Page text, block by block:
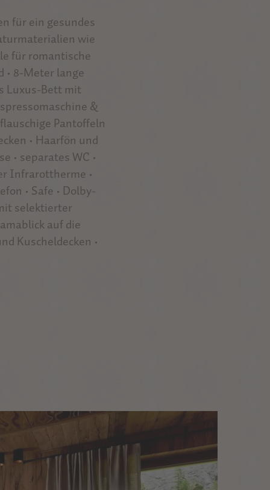
für ein gesundes
wie
für romantische
• 8-Meter lange
Luxus-Bett mit
&
Pantoffeln
• Haarfön und
• separates WC •
Infrarottherme •
• Safe • Dolby-
selektierter
auf die
Kuscheldecken •